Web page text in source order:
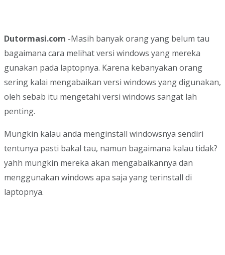
Dutormasi.com -Masih banyak orang yang belum tau
bagaimana cara melihat versi windows yang mereka
gunakan pada laptopnya. Karena kebanyakan orang
sering kalai mengabaikan versi windows yang digunakan,
oleh sebab itu mengetahi versi windows sangat lah
penting.
Mungkin kalau anda menginstall windowsnya sendiri
tentunya pasti bakal tau, namun bagaimana kalau tidak?
yahh mungkin mereka akan mengabaikannya dan
menggunakan windows apa saja yang terinstall di
laptopnya.